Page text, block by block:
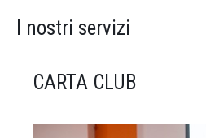
I nostri servizi
CARTA CLUB